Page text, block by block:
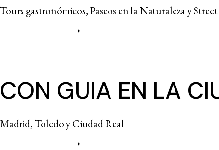
Tours gastronómicos, Paseos en la Naturaleza y
CON GUIA EN LA
Madrid, Toledo y Ciudad Real